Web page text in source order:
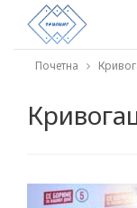
Почетна